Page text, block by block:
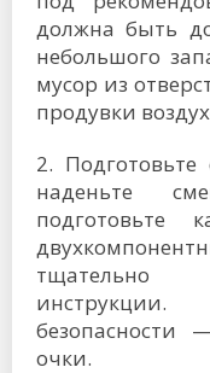
должна быть
небольшого
мусор из
продувки
2. Подготовьте
наденьте
подготовьте
тщательно
безопасности
очки.